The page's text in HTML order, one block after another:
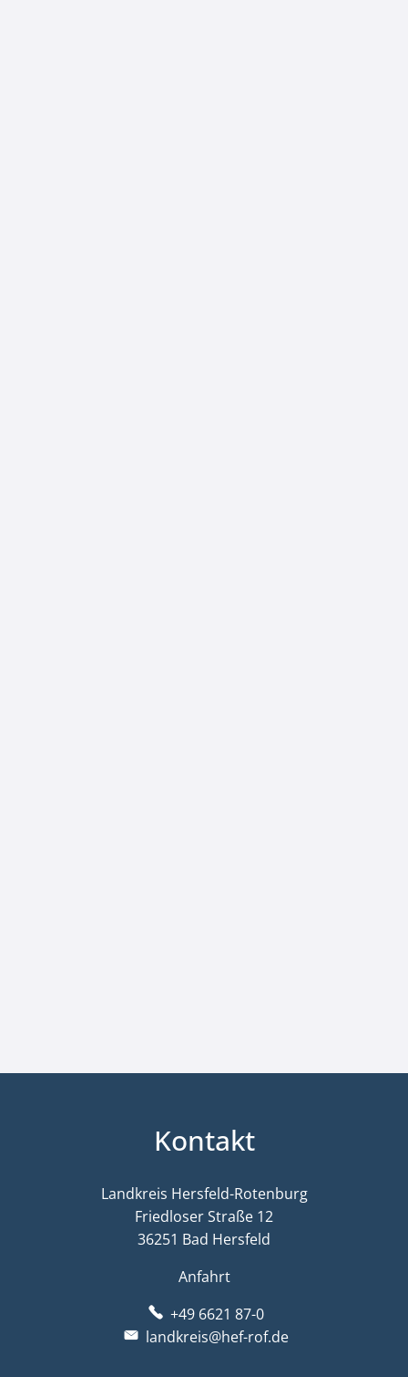
Kontakt
Landkreis Hersfeld-Rotenburg
Friedloser Straße 12
36251 Bad Hersfeld
Anfahrt
+49 6621 87-0
landkreis@hef-rof.de